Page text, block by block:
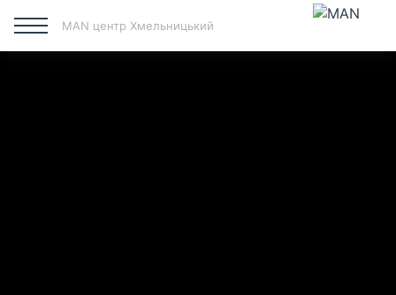
MAN центр Хмельницький